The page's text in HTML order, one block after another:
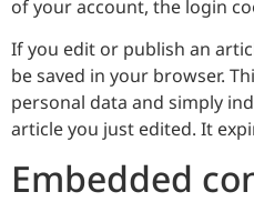
of your account, the login
If you edit or publish an
be saved in your browser.
personal data and simply
article you just edited. It
Embedded